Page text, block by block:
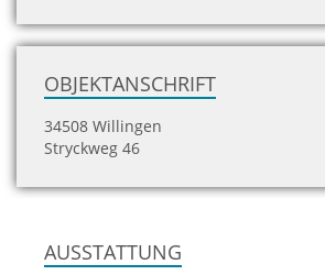
OBJEKTANSCHRIFT
34508 Willingen
Stryckweg 46
AUSSTATTUNG